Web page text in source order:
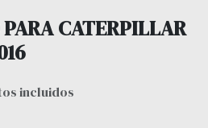
CATERPILLAR
incluidos